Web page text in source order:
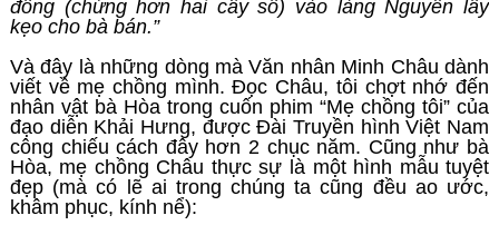
đồng (chừng hơn hai cây số) vào làng Nguyễn lấy
kẹo cho bà bán.”
Và đây là những dòng mà Văn nhân Minh Châu dành
viết về mẹ chồng mình. Đọc Châu, tôi chợt nhớ đến
nhân vật bà Hòa trong cuốn phim “Mẹ chồng tôi” của
đạo diễn Khải Hưng, được Đài Truyền hình Việt Nam
công chiếu cách đây hơn 2 chục năm. Cũng như bà
Hòa, mẹ chồng Châu thực sự là một hình mẫu tuyệt
đẹp (mà có lẽ ai trong chúng ta cũng đều ao ước,
khâm phục, kính nể):